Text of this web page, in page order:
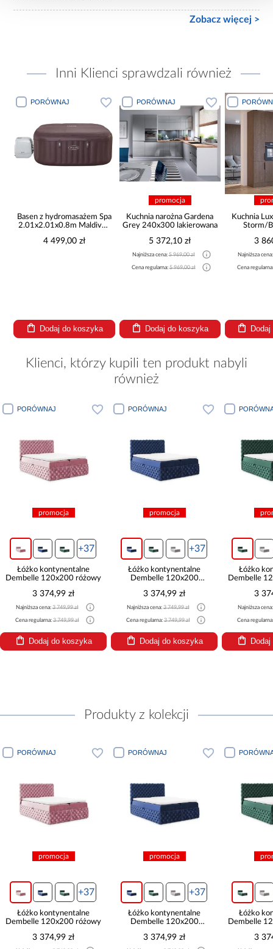
Zobacz więcej >
Inni Klienci sprawdzali również
PORÓWNAJ
Basen z hydromasażem Spa
2.01x2.01x0.8m Maldives
4 499,00 zł
Dodaj do koszyka
PORÓWNAJ
promocja
Kuchnia narożna Gardena
Grey 240x300 lakierowana
5 372,10 zł
Najniższa cena:5 969,00 zł
Cena regularna:5 969,00 zł
Dodaj do koszyka
Kuchnia
Storm/
3
Najniższa
Cena
Klienci, którzy kupili ten produkt nabyli
również
PORÓWNAJ
promocja
Łóżko kontynentalne
Dembelle 120x200
3 374,99 zł
Najniższa cena:3 749,99 zł
Cena regularna:3 749,99 zł
Dodaj do koszyka
PORÓWNAJ
promocja
Łóżko kontynentalne
Dembelle 120x200 zielony
3 374,99 zł
Najniższa cena:3 749,99 zł
Cena regularna:3 749,99 zł
Dodaj do koszyka
Produkty z kolekcji
promocja
+37
kontynentalne
120x200 różowy
3 374,99 zł
PORÓWNAJ
promocja
+37
Łóżko kontynentalne
Dembelle 120x200
3 374,99 zł
PORÓWNAJ
promocja
Łóżko
Dembelle 120x200
3 374,99 zł